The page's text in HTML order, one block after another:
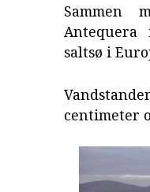
Sammen
saltsø i
centimeter